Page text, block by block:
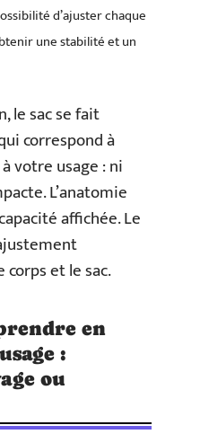
d’ajuster chaque
une stabilité et un
le sac se fait
correspond à
votre usage : ni
L’anatomie
affichée. Le
et le sac.
en
:
ou